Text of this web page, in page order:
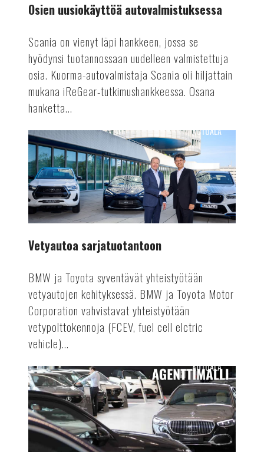
Osien uusiokäyttöä autovalmistuksessa
Scania on vienyt läpi hankkeen, jossa se
hyödynsi tuotannossaan uudelleen valmistettuja
osia. Kuorma-autovalmistaja Scania oli hiljattain
mukana iReGear-tutkimushankkeessa. Osana
hanketta...
Vetyautoa
sarjatuotantoon
AUTOALA
Vetyautoa sarjatuotantoon
BMW ja Toyota syventävät yhteistyötään
vetyautojen kehityksessä. BMW ja Toyota Motor
Corporation vahvistavat yhteistyötään
vetypolttokennoja (FCEV, fuel cell elctric
vehicle)...
Suomen
Autolehti
2/24
ilmestyy
AUTOALA